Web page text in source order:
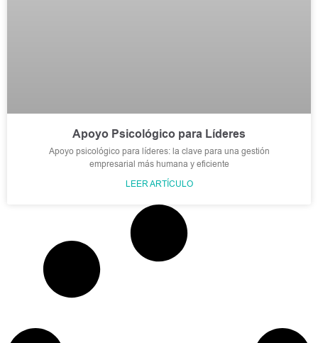
Apoyo Psicológico para Líderes
Apoyo psicológico para líderes: la clave para una gestión
empresarial más humana y eficiente
LEER ARTÍCULO